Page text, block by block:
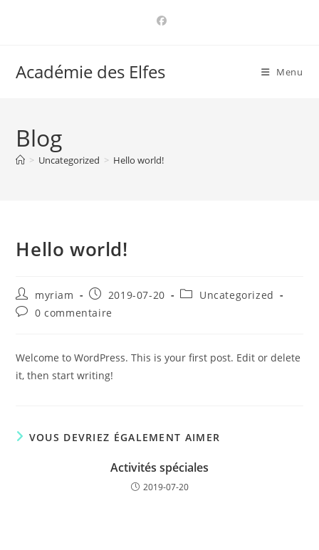
Académie des Elfes Menu
Blog
> Uncategorized > Hello world!
Hello world!
Auteur/autrice
de
la
myriam
Publication
publiée :
2019-07-20
PostUncategorized
Commentaires
publication :
0 commentaire
Welcome to WordPress. This is your first post. Edit or delete
it, then start writing!
VOUS DEVRIEZ ÉGALEMENT AIMER
Activités spéciales
2019-07-20